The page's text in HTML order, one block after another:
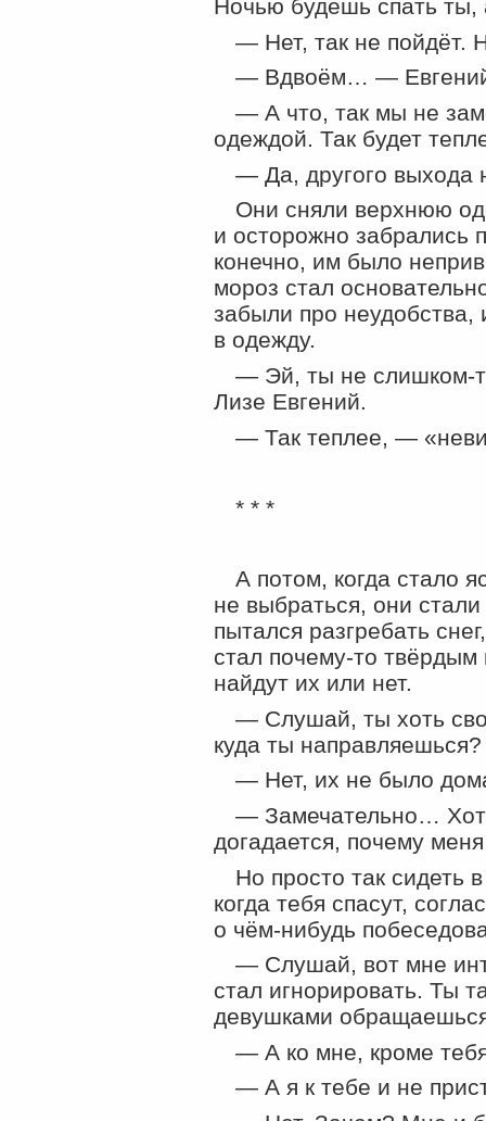
Ночью будешь спать ты,
— Нет, так не пойдёт.
— Вдвоём… — Евгений
— А что, так мы не
одеждой. Так будет
— Да, другого выхода
Они сняли верхнюю
и осторожно забрались
конечно, им было
мороз стал
забыли про неудобства,
в одежду.
— Эй, ты не слишком-
Лизе Евгений.
— Так теплее, — «
* * *
А потом, когда стало
не выбраться, они
пытался разгребать
стал почему-то твёрдым
найдут их или нет.
— Слушай, ты хоть
куда ты направляешься?
— Нет, их не было
— Замечательно…
догадается, почему
Но просто так сидеть
когда тебя спасут,
о чём-нибудь
— Слушай, вот мне
стал игнорировать. Ты
девушками
— А ко мне, кроме
— А я к тебе и не